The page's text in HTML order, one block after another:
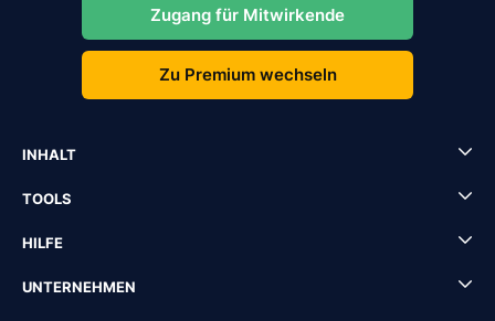
Zugang für Mitwirkende
Zu Premium wechseln
INHALT
TOOLS
HILFE
UNTERNEHMEN